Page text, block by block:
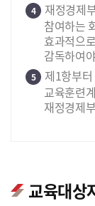
4
재정경제
참여하는
효과적으
감독하여
5
제1항부
교육훈련
재정경제
교육대상